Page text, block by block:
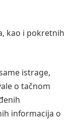
kao i pokretnih
istrage,
o tačnom
informacija o